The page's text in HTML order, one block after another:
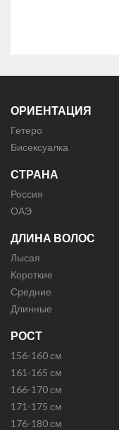
ОРИЕНТАЦИЯ
Гетеро
Бисексуалка
СТРАНА
Россия
ОАЭ
ДЛИНА ВОЛОС
Лысая
Короткие
Средние
Длинные
РОСТ
156-160 см
161-165 см
166-170 см
171-175 см
176-180 см